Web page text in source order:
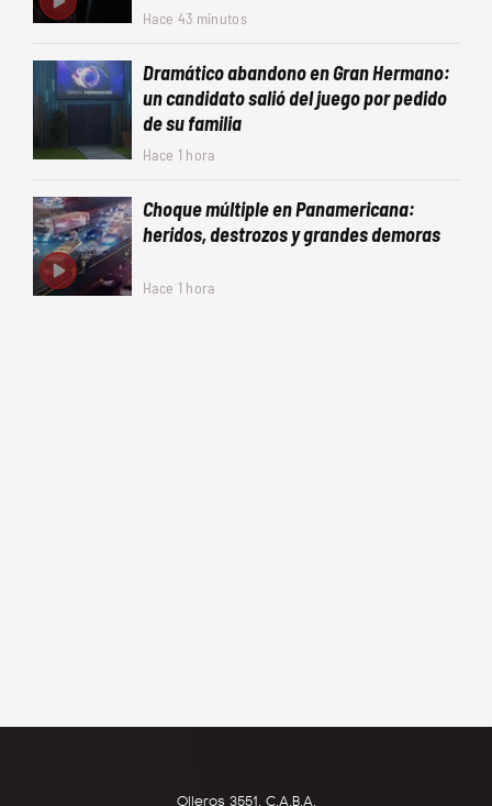
Hace 43 minutos
Dramático abandono en Gran Hermano:
un candidato salió del juego por pedido
de su familia
Hace 1 hora
Choque múltiple en Panamericana:
heridos, destrozos y grandes demoras
Hace 1 hora
Olleros 3551, C.A.B.A.